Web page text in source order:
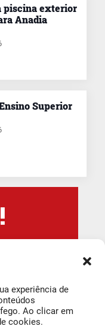
experiência de
Ao clicar em
cookies.
piscina exterior
Anadia
Superior